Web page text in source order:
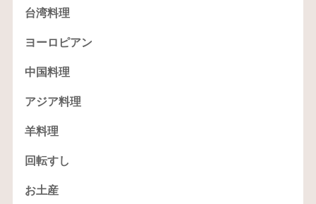
台湾料理
ヨーロピアン
中国料理
アジア料理
羊料理
回転すし
お土産